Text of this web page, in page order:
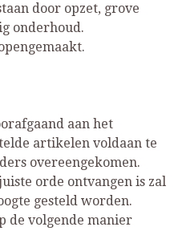
door opzet, grove
onderhoud.
aan het
artikelen voldaan te
overeengekomen.
orde ontvangen is zal
gesteld worden.
de volgende manier